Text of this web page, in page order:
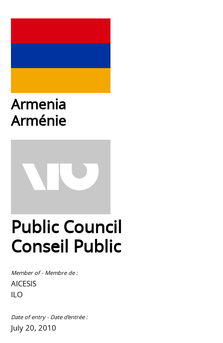
Armenia
Arménie
Public Council
Conseil Public
Member of - Membre de :
AICESIS
ILO
Date of entry - Date d'entrée :
July 20, 2010